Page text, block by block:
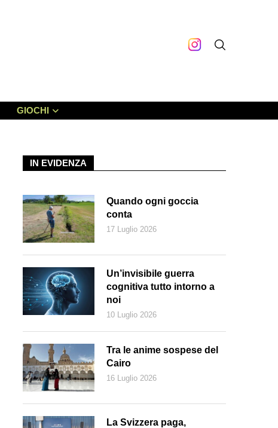
GIOCHI
IN EVIDENZA
Quando ogni goccia
conta
17 Luglio 2026
Un’invisibile guerra
cognitiva tutto intorno a
noi
10 Luglio 2026
Tra le anime sospese del
Cairo
16 Luglio 2026
La Svizzera paga,